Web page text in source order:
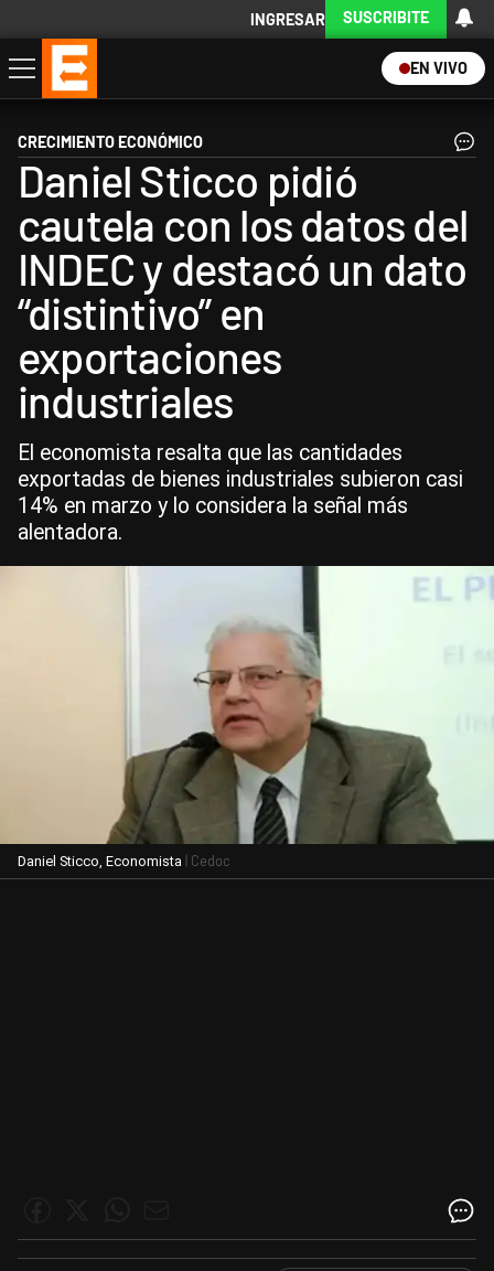
INGRESAR SUSCRIBITE
EN VIVO
Economía
Política
Internacional
Actualidad
Descargá la App
CRECIMIENTO ECONÓMICO
Daniel Sticco pidió
cautela con los datos del
INDEC y destacó un dato
“distintivo” en
exportaciones
industriales
El economista resalta que las cantidades
exportadas de bienes industriales subieron casi
14% en marzo y lo considera la señal más
alentadora.
Daniel Sticco, Economista | Cedoc